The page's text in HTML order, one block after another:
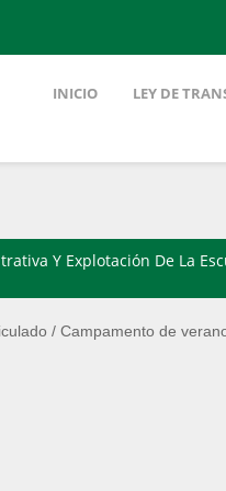
INICIO LEY DE
Y Explotación De La
/ Campamento de